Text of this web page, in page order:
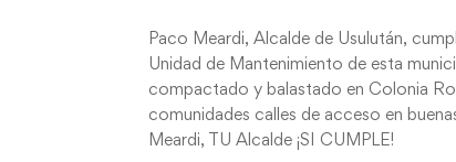
Paco Meardi, Alcalde de Usulután,
Unidad de Mantenimiento de esta
compactado y balastado en Colonia
comunidades calles de acceso en
Meardi, TU Alcalde ¡SI CUMPLE!